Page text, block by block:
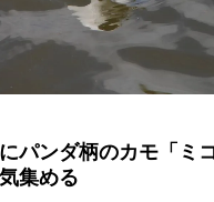
パンダ柄のカモ「ミ
集める